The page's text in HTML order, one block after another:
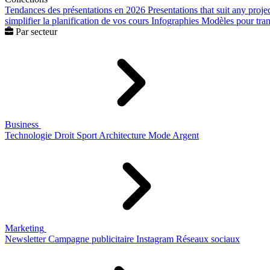
Tendances des présentations en 2026 Presentations that suit any
simplifier la planification de vos cours Infographies Modèles pour
Par secteur
Business
Technologie Droit Sport Architecture Mode Argent
Marketing
Newsletter Campagne publicitaire Instagram Réseaux sociaux